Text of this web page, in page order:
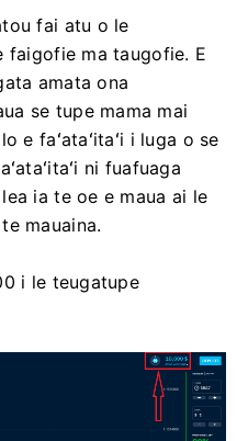
fai atu o le
faigofie ma taugofie. E
amata ona
se tupe mama mai
e faʻataʻitaʻi i luga o se
ni fuafuaga
ia te oe e maua ai le
mauaina.
i le teugatupe